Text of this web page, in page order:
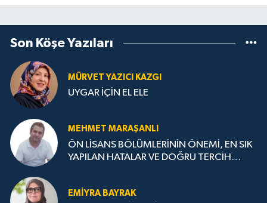
Son Köşe Yazıları
MÜRVET YAZICI KAZGI
UYGAR İÇİN EL ELE
MEHMET MARAŞANLI
ÖN LİSANS BÖLÜMLERİNİN ÖNEMİ, EN SIK
YAPILAN HATALAR VE DOĞRU TERCİH
EMIYRA BAYRAK